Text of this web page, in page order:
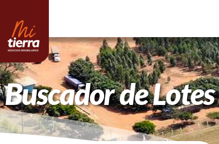
Buscador de Lotes